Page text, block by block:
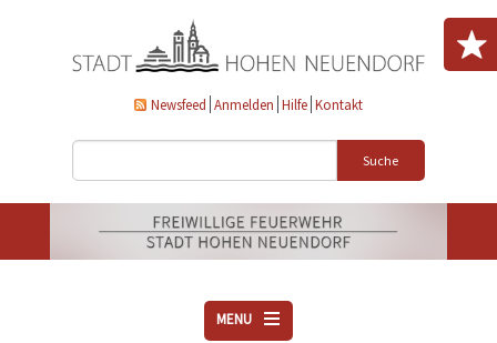
Newsfeed Anmelden Hilfe Kontakt
Suche
MENU